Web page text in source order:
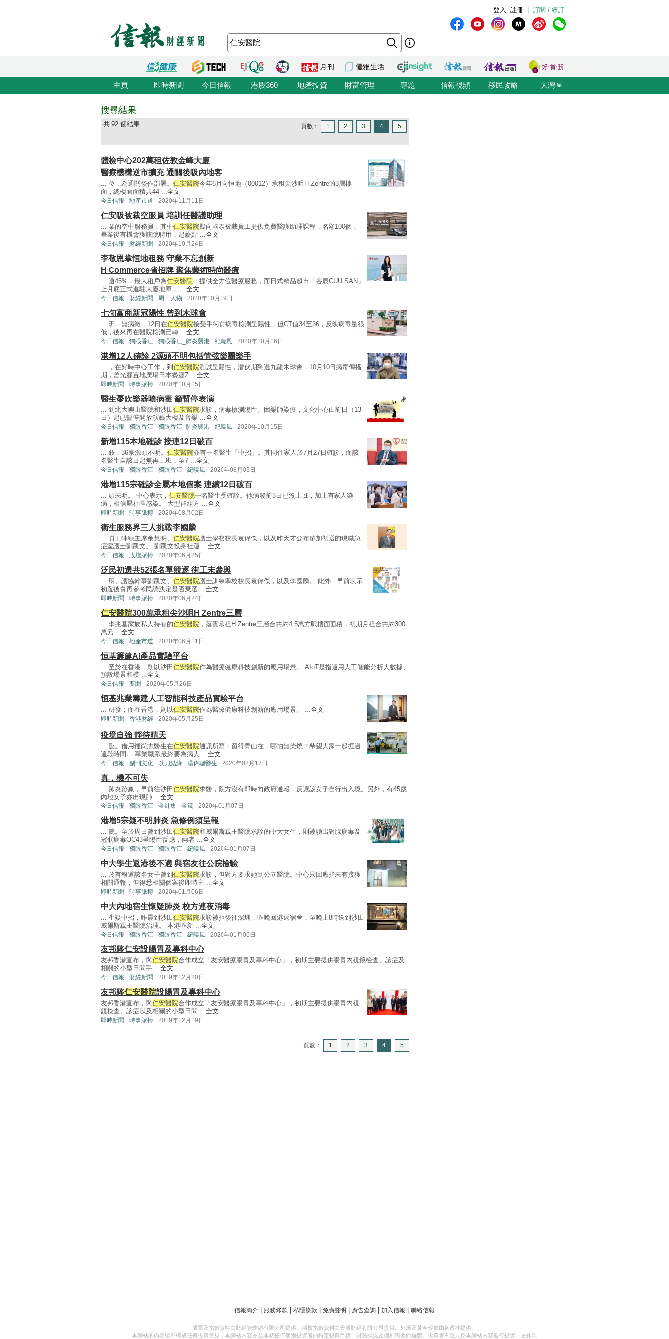
訂閱 / 續訂
註冊
登入
主頁 即時新聞 今日信報 港股360 地產投資 財富管理 專題 信報視頻 移民攻略 大灣區
搜尋結果
共 92 個結果 頁數： 1 2 3 4 5
體檢中心202萬租佐敦金峰大廈
醫療機構逆市擴充 通關後吸內地客
... 位，為通關後作部署。 仁安醫院今年6月向恒地（00012）承租尖沙咀H Zentre的3層樓
面，總樓面面積共44 ...全文
今日信報 地產市道 2020年11月11日
仁安吸被裁空服員 培訓任醫護助理
... 業的空中服務員，其中仁安醫院擬向國泰被裁員工提供免費醫護助理課程，名額100個，
畢業後有機會獲該院聘用，起薪點 ...全文
今日信報 財經新聞 2020年10月24日
李敬恩掌恒地租務 守業不忘創新
H Commerce省招牌 聚焦藝術時尚醫療
... 逾45%，最大租戶為仁安醫院 ，提供全方位醫療服務，而日式精品超市「谷辰GUU SAN」
上月底正式進駐大廈地庫， ...全文
今日信報 財經新聞 周一人物 2020年10月19日
七旬富商新冠陽性 曾到木球會
... 班，無病徵，12日在仁安醫院接受手術前病毒檢測呈陽性，但CT值34至36，反映病毒量很
低，後來再在醫院檢測已轉 ...全文
今日信報 獨眼香江 獨眼香江_肺炎襲港 紀曉風 2020年10月16日
港增12人確診 2源頭不明包括管弦樂團樂手
... ，在好時中心工作，到 仁安醫院測試呈陽性，潛伏期到過九龍木球會，10月10日病毒傳播
期，曾光顧置地廣場日本餐廳Z ...全文
即時新聞 時事脈搏 2020年10月15日
醫生憂吹樂器噴病毒 籲暫停表演
... 到北大嶼山醫院和沙田 仁安醫院求診，病毒檢測陽性。因樂師染疫，文化中心由前日（13
日）起已暫停開放演藝大樓及音樂 ...全文
今日信報 獨眼香江 獨眼香江_肺炎襲港 紀曉風 2020年10月15日
新增115本地確診 接連12日破百
... 敍，36宗源頭不明。 仁安醫院亦有一名醫生「中招」。其同住家人於7月27日確診，而該
名醫生自該日起無再上班，至7 ...全文
今日信報 獨眼香江 獨眼香江 紀曉風 2020年08月03日
港增115宗確診全屬本地個案 連續12日破百
... 頭未明。 中心表示， 仁安醫院一名醫生受確診。他病發前3日已沒上班，加上有家人染
病，相信屬社區感染。 大型群組方 ...全文
即時新聞 時事脈搏 2020年08月02日
衞生服務界三人挑戰李國麟
... 員工陣線主席余慧明、 仁安醫院護士學校校長袁偉傑，以及昨天才公布參加初選的現職急
症室護士劉凱文。 劉凱文投身社運 ...全文
今日信報 政壇脈搏 2020年06月25日
泛民初選共52張名單競逐 街工未參與
... 明、護協幹事劉凱文、 仁安醫院護士訓練學校校長袁偉傑，以及李國麟。 此外，早前表示
初選後會再參考民調決定是否棄選 ...全文
即時新聞 時事脈搏 2020年06月24日
仁安醫院300萬承租尖沙咀H Zentre三層
... 李兆基家族私人持有的仁安醫院 ，落實承租H Zentre三層合共約4.5萬方呎樓面面積，初期月租合共約300
萬元 ...全文
今日信報 地產市道 2020年06月11日
恒基籌建AI產品實驗平台
... 至於在香港，則以沙田 仁安醫院作為醫療健康科技創新的應用場景。 AIoT是指運用人工智能分析大數據、
預設場景和模 ...全文
今日信報 要聞 2020年05月26日
恒基兆業籌建人工智能科技產品實驗平台
... 研發；而在香港，則以仁安醫院作為醫療健康科技創新的應用場景。 ...全文
即時新聞 香港財經 2020年05月25日
疫境自強 靜待晴天
... 臨。借用鍾尚志醫生在仁安醫院通訊所寫：留得青山在，哪怕無柴燒？希望大家一起捱過
這段時間。 專業職系最終要為病人 ... 全文
今日信報 副刊文化 以刀結緣 湯偉聰醫生 2020年02月17日
真．機不可失
... 肺炎跡象，早前往沙田 仁安醫院求醫，院方沒有即時向政府通報，反讓該女子自行出入境。另外，有45歲
內地女子亦出現肺 ... 全文
今日信報 獨眼香江 金針集 金箴 2020年01月07日
港增5宗疑不明肺炎 急修例須呈報
... 院。至於周日曾到沙田 仁安醫院和威爾斯親王醫院求診的中大女生，則被驗出對腺病毒及
冠狀病毒OC43呈陽性反應，兩者 ... 全文
今日信報 獨眼香江 獨眼香江 紀曉風 2020年01月07日
中大學生返港後不適 與宿友往公院檢驗
... 於有報道該名女子曾到 仁安醫院求診，但對方要求她到公立醫院。中心只回應指未有接獲
相關通報，但得悉相關個案後即時主 ... 全文
即時新聞 時事脈搏 2020年01月06日
中大內地宿生懷疑肺炎 校方連夜消毒
... 生疑中招，昨晨到沙田 仁安醫院求診被拒後往深圳，昨晚回港返宿舍，至晚上8時送到沙田
威爾斯親王醫院治理。 本港昨新 ... 全文
今日信報 獨眼香江 獨眼香江 紀曉風 2020年01月06日
友邦夥仁安設腸胃及專科中心
友邦香港宣布，與仁安醫院合作成立「友安醫療腸胃及專科中心」，初期主要提供腸胃內視鏡檢查、診症及
相關的小型日間手 ... 全文
今日信報 財經新聞 2019年12月20日
友邦夥仁安醫院設腸胃及專科中心
友邦香港宣布，與仁安醫院合作成立「友安醫療腸胃及專科中心」，初期主要提供腸胃內視
鏡檢查、診症以及相關的小型日間 ... 全文
即時新聞 時事脈搏 2019年12月19日
頁數： 1 2 3 4 5
信報簡介 服務條款 私隱條款 免責聲明 廣告查詢 加入信報 聯絡信報
股票及指數資料由財經智珠網有限公司提供。期貨指數資料由天滙財經有限公司提供。外滙及黃金報價由路透社提供。
本網站的內容概不構成任何投資意見，本網站內容亦並非就任何個別投資者的特定投資目標、財務狀況及個別需要而編製。投資者不應只按本網站內容進行投資。在作出